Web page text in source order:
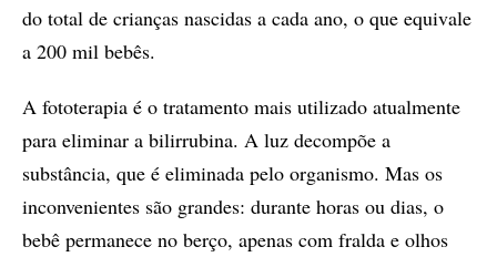
do total de crianças nascidas a cada ano, o que equivale
a 200 mil bebês.
A fototerapia é o tratamento mais utilizado atualmente
para eliminar a bilirrubina. A luz decompõe a
substância, que é eliminada pelo organismo. Mas os
inconvenientes são grandes: durante horas ou dias, o
bebê permanece no berço, apenas com fralda e olhos